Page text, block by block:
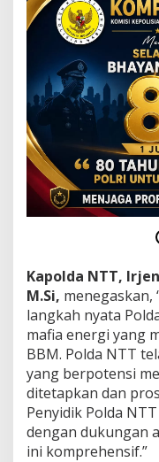
k
y
t
i
s
l
t
k
Kapolda NTT,
M.Si, menegaskan,
langkah nyata
mafia energi yang
BBM. Polda NTT
yang berpotensi
ditetapkan dan
Penyidik Polda
dengan dukungan
ini komprehensif.”